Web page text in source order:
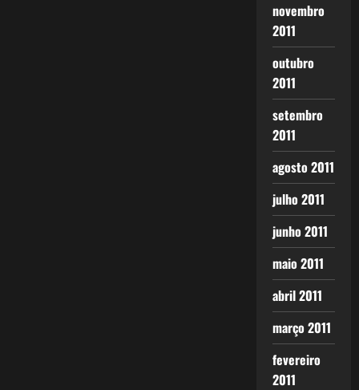
novembro
2011
outubro
2011
setembro
2011
agosto 2011
julho 2011
junho 2011
maio 2011
abril 2011
março 2011
fevereiro
2011